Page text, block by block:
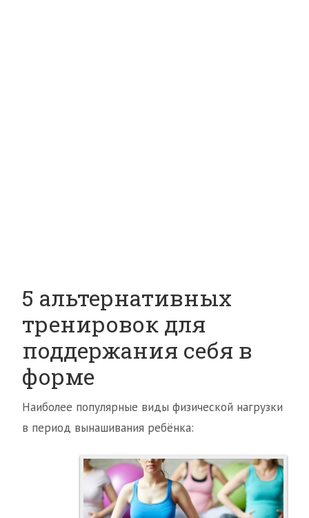
5 альтернативных
тренировок для
поддержания себя в
форме
Наиболее популярные виды физической нагрузки
в период вынашивания ребёнка: